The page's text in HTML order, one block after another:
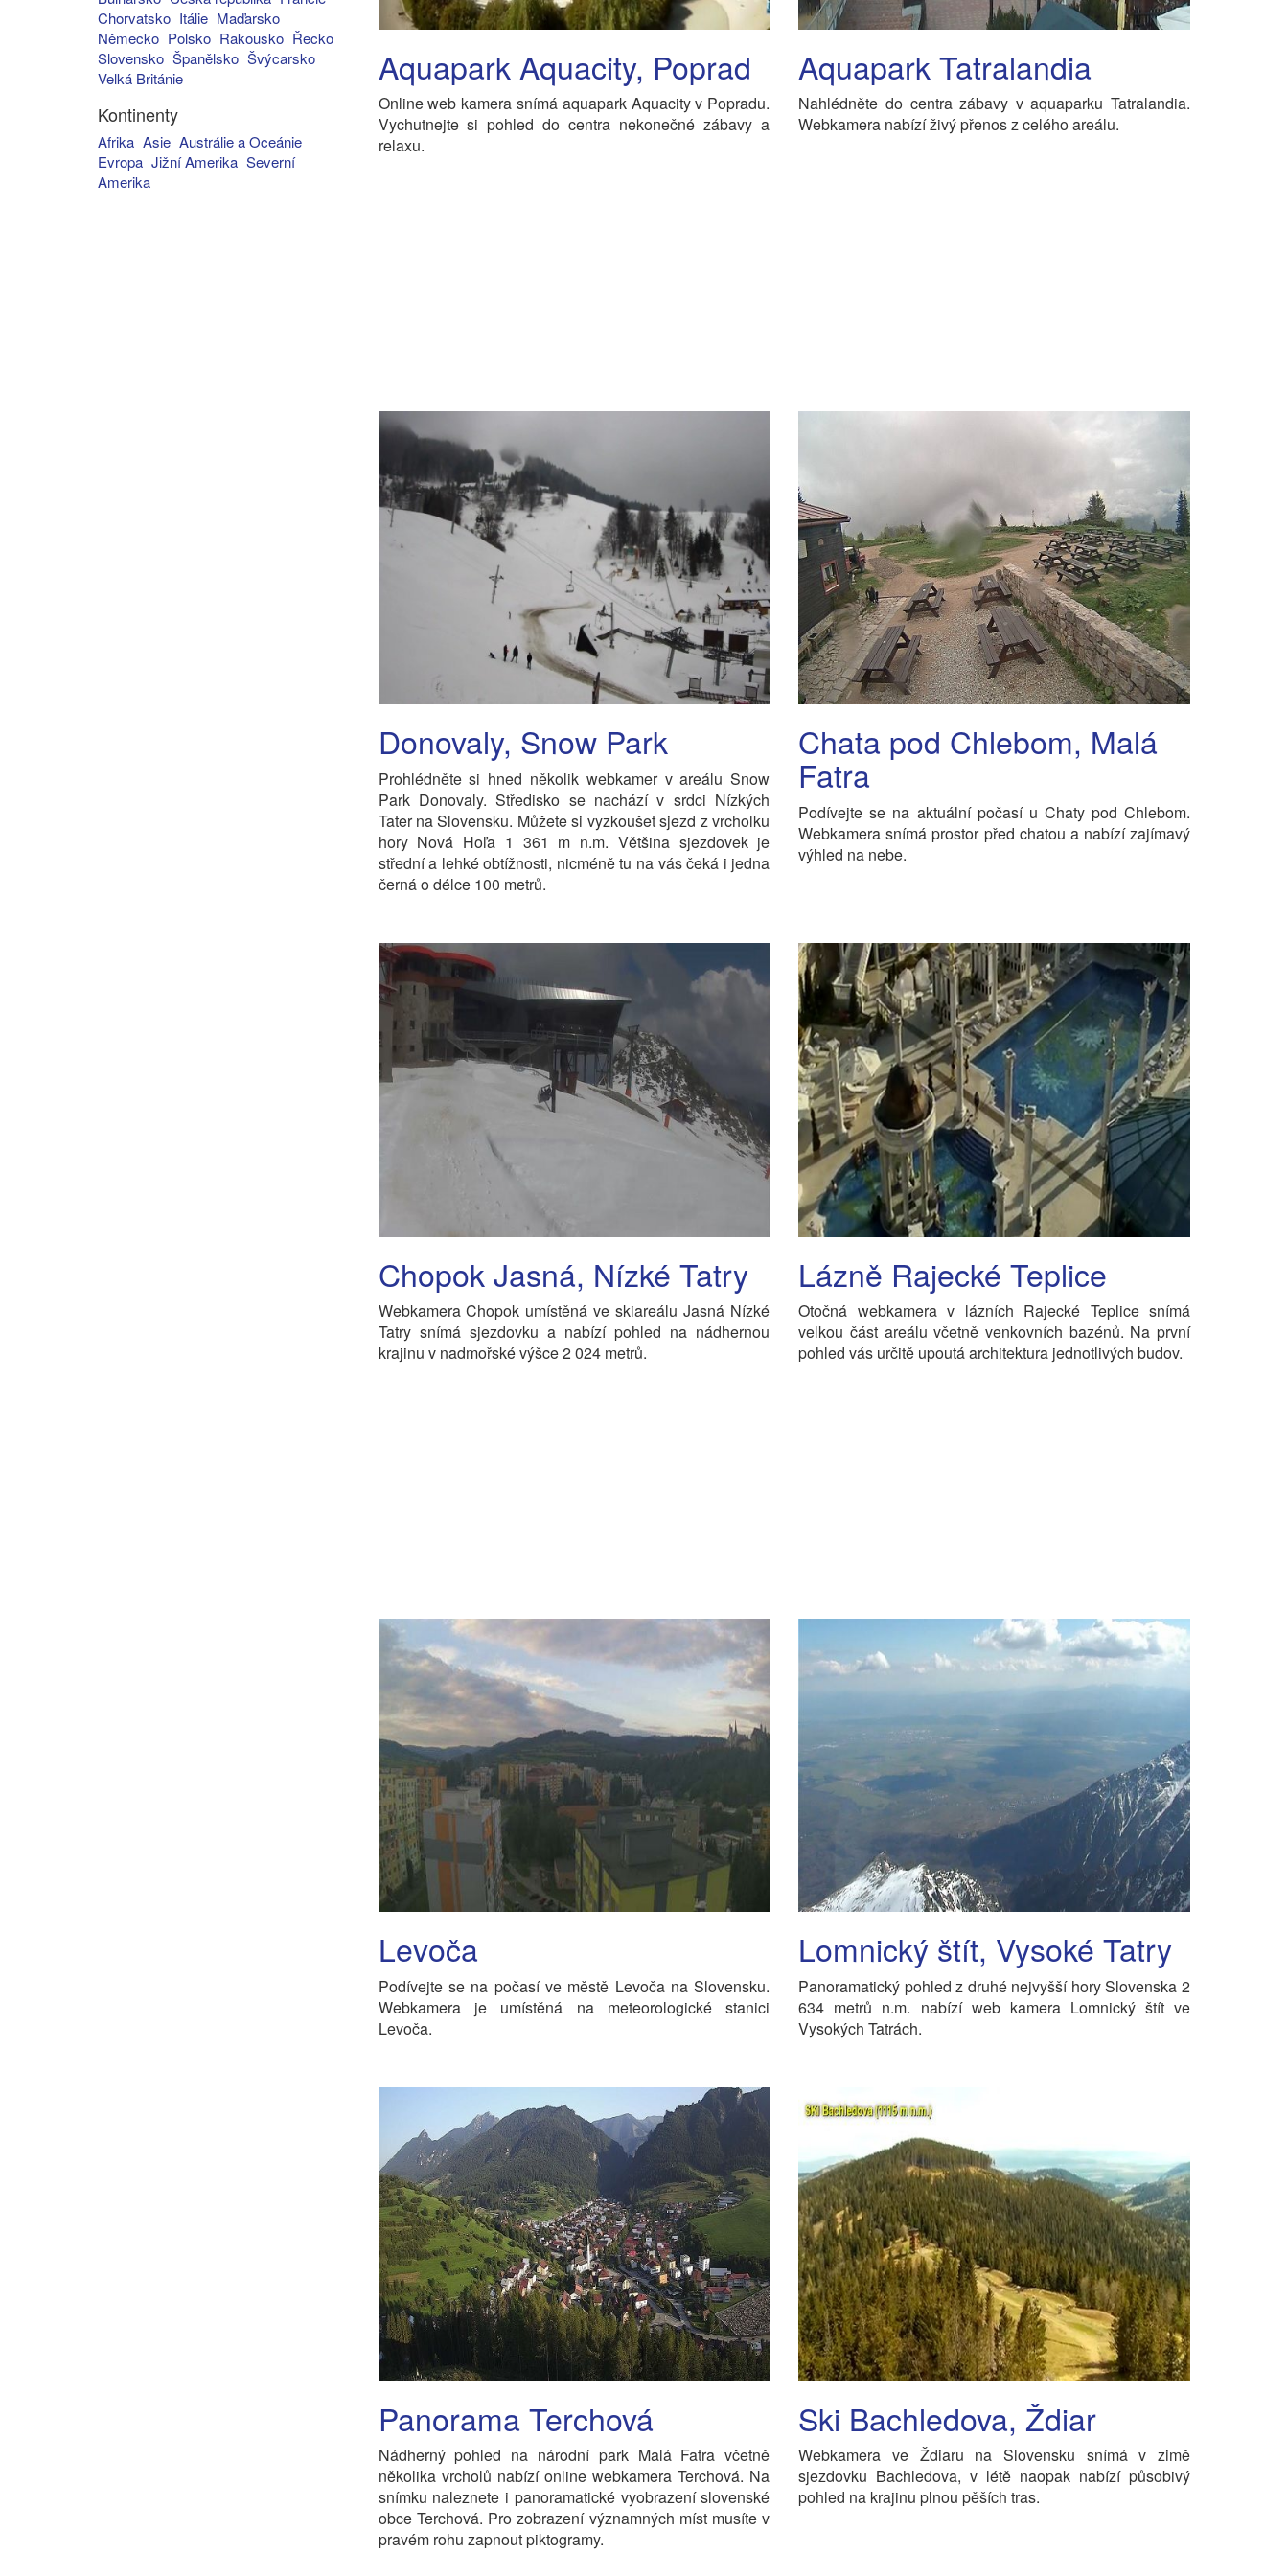
Chorvatsko Itálie Maďarsko
Německo Polsko Rakousko Řecko
Slovensko Španělsko Švýcarsko
Velká Británie
Kontinenty
Afrika Asie Austrálie a Oceánie
Evropa Jižní Amerika Severní
Amerika
Aquapark Aquacity, Poprad
Online web kamera snímá aquapark Aquacity v Popradu.
Vychutnejte si pohled do centra nekonečné zábavy a
relaxu.
Aquapark Tatralandia
Nahlédněte do centra zábavy v aquaparku Tatralandia.
Webkamera nabízí živý přenos z celého areálu.
Donovaly, Snow Park
Prohlédněte si hned několik webkamer v areálu Snow
Park Donovaly. Středisko se nachází v srdci Nízkých
Tater na Slovensku. Můžete si vyzkoušet sjezd z vrcholku
hory Nová Hoľa 1 361 m n.m. Většina sjezdovek je
střední a lehké obtížnosti, nicméně tu na vás čeká i jedna
černá o délce 100 metrů.
Chata pod Chlebom, Malá
Fatra
Podívejte se na aktuální počasí u Chaty pod Chlebom.
Webkamera snímá prostor před chatou a nabízí zajímavý
výhled na nebe.
Chopok Jasná, Nízké Tatry
Webkamera Chopok umístěná ve skiareálu Jasná Nízké
Tatry snímá sjezdovku a nabízí pohled na nádhernou
krajinu v nadmořské výšce 2 024 metrů.
Lázně Rajecké Teplice
Otočná webkamera v lázních Rajecké Teplice snímá
velkou část areálu včetně venkovních bazénů. Na první
pohled vás určitě upoutá architektura jednotlivých budov.
Levoča
Podívejte se na počasí ve městě Levoča na Slovensku.
Webkamera je umístěná na meteorologické stanici
Levoča.
Lomnický štít, Vysoké Tatry
Panoramatický pohled z druhé nejvyšší hory Slovenska 2
634 metrů n.m. nabízí web kamera Lomnický štít ve
Vysokých Tatrách.
Panorama Terchová
Nádherný pohled na národní park Malá Fatra včetně
několika vrcholů nabízí online webkamera Terchová. Na
snímku naleznete i panoramatické vyobrazení slovenské
obce Terchová. Pro zobrazení významných míst musíte v
pravém rohu zapnout piktogramy.
Ski Bachledova, Ždiar
Webkamera ve Ždiaru na Slovensku snímá v zimě
sjezdovku Bachledova, v létě naopak nabízí působivý
pohled na krajinu plnou pěších tras.